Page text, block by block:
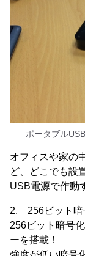
ポータブル
オフィスや家の
ど、どこでも設
USB電源で作動
2. 256ビット暗
256ビット暗号
ーを搭載！